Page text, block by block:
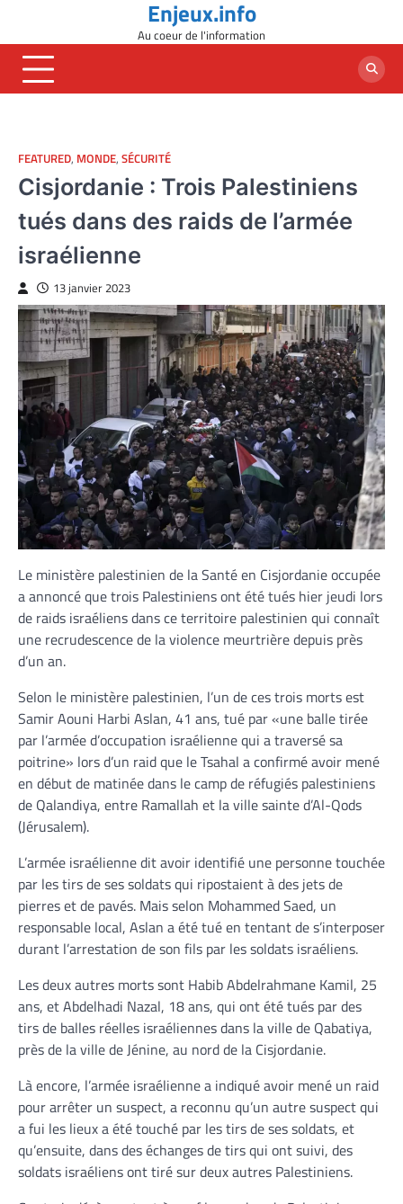
content
Enjeux.info
Au coeur de l'information
FEATURED, MONDE, SÉCURITÉ
Cisjordanie : Trois Palestiniens
tués dans des raids de l’armée
israélienne
13 janvier 2023
Le ministère palestinien de la Santé en Cisjordanie occupée
a annoncé que trois Palestiniens ont été tués hier jeudi lors
de raids israéliens dans ce territoire palestinien qui connaît
une recrudescence de la violence meurtrière depuis près
d’un an.
Selon le ministère palestinien, l’un de ces trois morts est
Samir Aouni Harbi Aslan, 41 ans, tué par «une balle tirée
par l’armée d’occupation israélienne qui a traversé sa
poitrine» lors d’un raid que le Tsahal a confirmé avoir mené
en début de matinée dans le camp de réfugiés palestiniens
de Qalandiya, entre Ramallah et la ville sainte d’Al-Qods
(Jérusalem).
L’armée israélienne dit avoir identifié une personne touchée
par les tirs de ses soldats qui ripostaient à des jets de
pierres et de pavés. Mais selon Mohammed Saed, un
responsable local, Aslan a été tué en tentant de s’interposer
durant l’arrestation de son fils par les soldats israéliens.
Les deux autres morts sont Habib Abdelrahmane Kamil, 25
ans, et Abdelhadi Nazal, 18 ans, qui ont été tués par des
tirs de balles réelles israéliennes dans la ville de Qabatiya,
près de la ville de Jénine, au nord de la Cisjordanie.
Là encore, l’armée israélienne a indiqué avoir mené un raid
pour arrêter un suspect, a reconnu qu’un autre suspect qui
a fui les lieux a été touché par les tirs de ses soldats, et
qu’ensuite, dans des échanges de tirs qui ont suivi, des
soldats israéliens ont tiré sur deux autres Palestiniens.